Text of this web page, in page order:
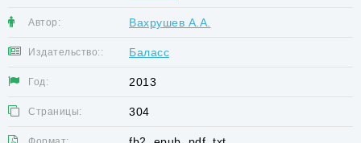
Автор: Вахрушев А.А.
Издательство:: Баласс
Год: 2013
Страницы: 304